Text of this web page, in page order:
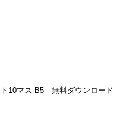
10マス B5｜無料ダウンロード